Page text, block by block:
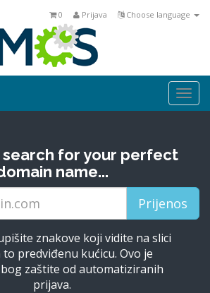
Choose language
Prijava
0
search for your perfect
name...
znakove koji vidite na slici
to predviđenu kućicu. Ovo je
zaštite od automatiziranih
prijava.